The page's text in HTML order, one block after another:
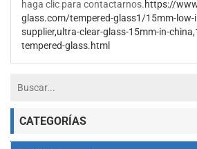
haga clic para contactarnos. https://
glass.com/tempered-glass1/15mm-low-
supplier,ultra-clear-glass-15mm-in-
tempered-glass.html
CATEGORÍAS